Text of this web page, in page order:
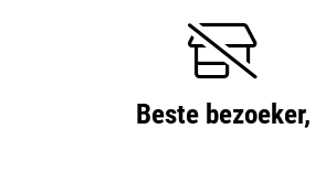
De isolatie rot namelijk niet en kan
door schimmels. Insecten en
ook niet nestelen in de isolatie.
Rd-waarde: 1,20Beste bezoeker,